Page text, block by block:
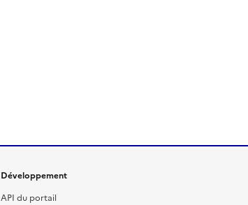
Développement
API du portail